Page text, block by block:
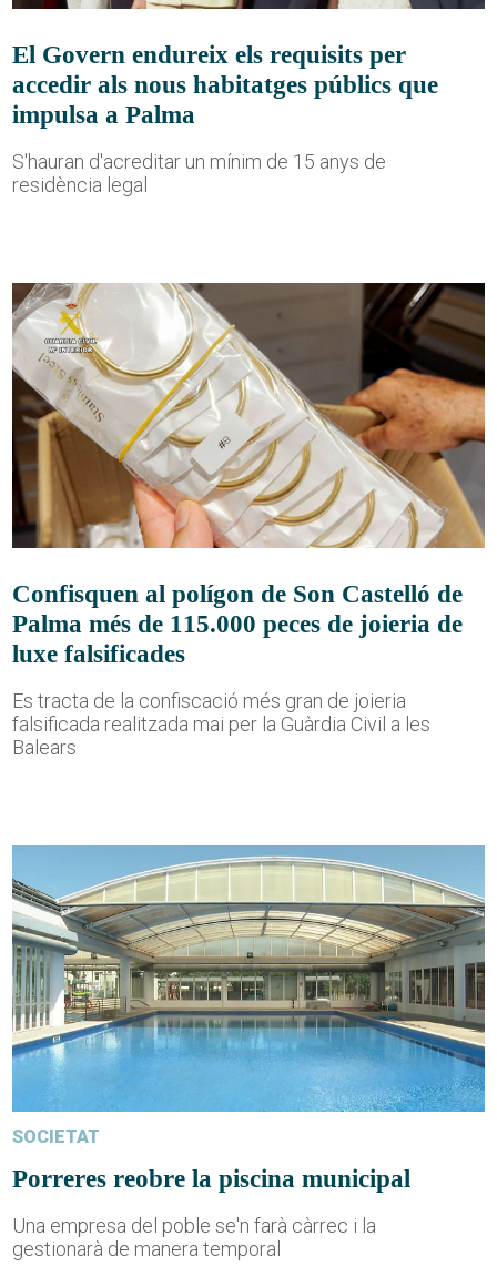
El Govern endureix els requisits per
accedir als nous habitatges públics que
impulsa a Palma
S'hauran d'acreditar un mínim de 15 anys de
residència legal
Confisquen al polígon de Son Castelló de
Palma més de 115.000 peces de joieria de
luxe falsificades
Es tracta de la confiscació més gran de joieria
falsificada realitzada mai per la Guàrdia Civil a les
Balears
SOCIETAT
Porreres reobre la piscina municipal
Una empresa del poble se'n farà càrrec i la
gestionarà de manera temporal